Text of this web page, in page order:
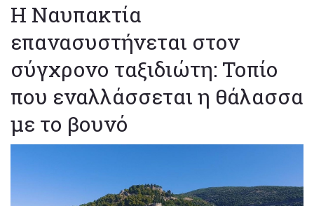
Η Ναυπακτία
επανασυστήνεται στον
σύγχρονο ταξιδιώτη: Τοπίο
που εναλλάσσεται η θάλασσα
με το βουνό